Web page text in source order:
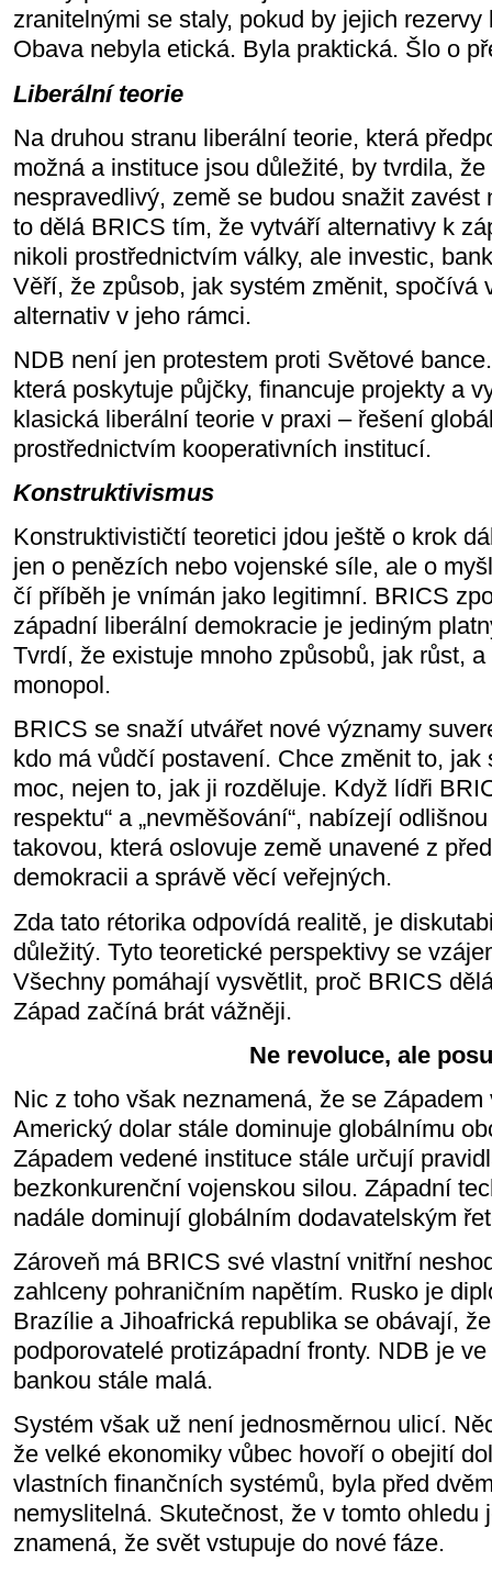
zranitelnými se staly, pokud by jejich
Obava nebyla etická. Byla praktická. Šlo o
Liberální teorie
Na druhou stranu liberální teorie, která
možná a instituce jsou důležité, by tvrdila,
nespravedlivý, země se budou snažit zavést
to dělá BRICS tím, že vytváří alternativy k
nikoli prostřednictvím války, ale investic,
Věří, že způsob, jak systém změnit, spočívá
alternativ v jeho rámci.
NDB není jen protestem proti Světové
která poskytuje půjčky, financuje projekty a
klasická liberální teorie v praxi – řešení
prostřednictvím kooperativních institucí.
Konstruktivismus
Konstruktivističtí teoretici jdou ještě o krok
jen o penězích nebo vojenské síle, ale o
čí příběh je vnímán jako legitimní. BRICS
západní liberální demokracie je jediným
Tvrdí, že existuje mnoho způsobů, jak růst,
monopol.
BRICS se snaží utvářet nové významy
kdo má vůdčí postavení. Chce změnit to, jak
moc, nejen to, jak ji rozděluje. Když lídři
respektu“ a „nevměšování“, nabízejí
takovou, která oslovuje země unavené z
demokracii a správě věcí veřejných.
Zda tato rétorika odpovídá realitě, je
důležitý. Tyto teoretické perspektivy se
Všechny pomáhají vysvětlit, proč BRICS
Západ začíná brát vážněji.
Ne revoluce, ale
Nic z toho však neznamená, že se
Americký dolar stále dominuje globálnímu
Západem vedené instituce stále určují
bezkonkurenční vojenskou silou. Západní
nadále dominují globálním dodavatelským
Zároveň má BRICS své vlastní vnitřní
zahlceny pohraničním napětím. Rusko je
Brazílie a Jihoafrická republika se obávají,
podporovatelé protizápadní fronty. NDB je
bankou stále malá.
Systém však už není jednosměrnou ulicí.
že velké ekonomiky vůbec hovoří o obejití
vlastních finančních systémů, byla před
nemyslitelná. Skutečnost, že v tomto ohledu
znamená, že svět vstupuje do nové fáze.